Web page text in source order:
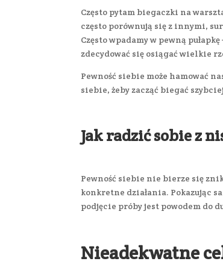
Często pytam biegaczki na
często porównują się z innymi,
Często wpadamy w pewną
zdecydować się osiągać wielkie
Pewność siebie może hamować
siebie, żeby zacząć biegać
Jak radzić sobie z
Pewność siebie nie bierze się
konkretne działania. Pokazując
podjęcie próby jest powodem do
Nieadekwatne